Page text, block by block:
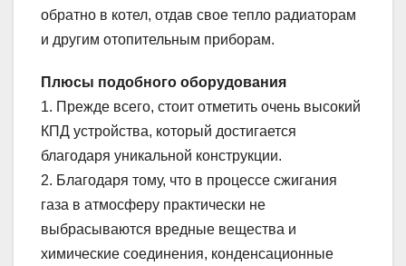
обратно в котел, отдав свое тепло радиаторам
и другим отопительным приборам.
Плюсы подобного оборудования
1. Прежде всего, стоит отметить очень высокий
КПД устройства, который достигается
благодаря уникальной конструкции.
2. Благодаря тому, что в процессе сжигания
газа в атмосферу практически не
выбрасываются вредные вещества и
химические соединения, конденсационные